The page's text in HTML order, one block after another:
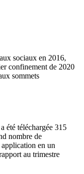
sociaux en 2016,
confinement de 2020
sommets
été téléchargée 315
nombre de
en un
au trimestre